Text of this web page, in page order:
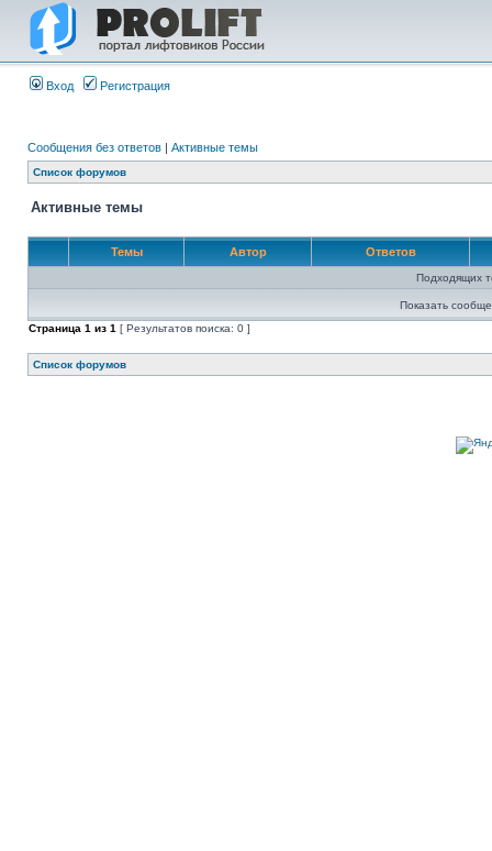
Вход Регистрация
Сообщения без ответов | Активные темы
Список форумов
Активные темы
Темы Автор Ответов
Подходящих
Показать
Страница 1 из 1 [ Результатов поиска: 0 ]
Список форумов